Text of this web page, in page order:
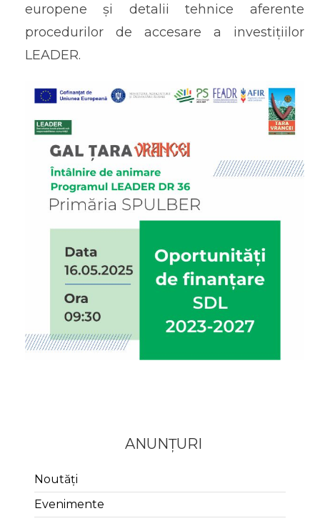
europene și detalii tehnice aferente
procedurilor de accesare a investițiilor
LEADER.
ANUNȚURI
Noutăți
Evenimente